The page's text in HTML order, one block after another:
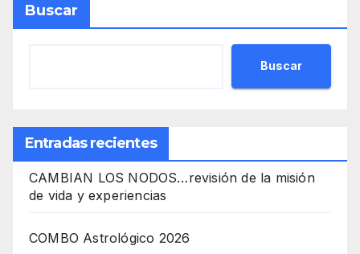
Buscar
Buscar
Entradas recientes
CAMBIAN LOS NODOS…revisión de la misión
de vida y experiencias
COMBO Astrológico 2026